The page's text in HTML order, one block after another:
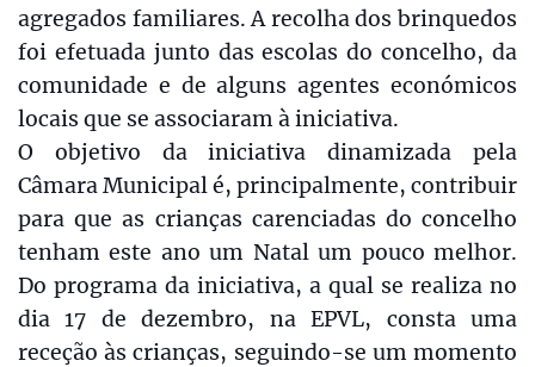
agregados familiares. A recolha dos brinquedos
foi efetuada junto das escolas do concelho, da
comunidade e de alguns agentes económicos
locais que se associaram à iniciativa.
O objetivo da iniciativa dinamizada pela
Câmara Municipal é, principalmente, contribuir
para que as crianças carenciadas do concelho
tenham este ano um Natal um pouco melhor.
Do programa da iniciativa, a qual se realiza no
dia 17 de dezembro, na EPVL, consta uma
receção às crianças, seguindo-se um momento